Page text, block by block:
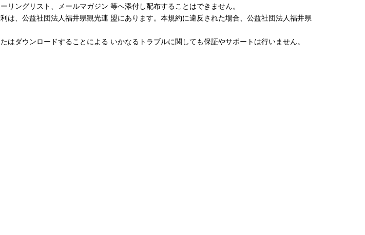
ングリスト、メールマガジン 等へ添付し配布することはできません。
、公益社団法人福井県観光連 盟にあります。本規約に違反された場合、公益社団法人福井県
ダウンロードすることによる いかなるトラブルに関しても保証やサポートは行いません。